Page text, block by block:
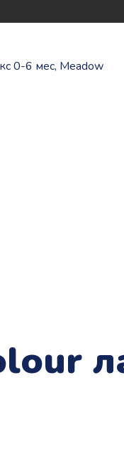
0-6 мес, Meadow